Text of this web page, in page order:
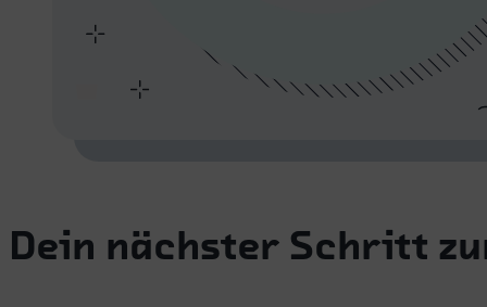
Dein nächster Schritt